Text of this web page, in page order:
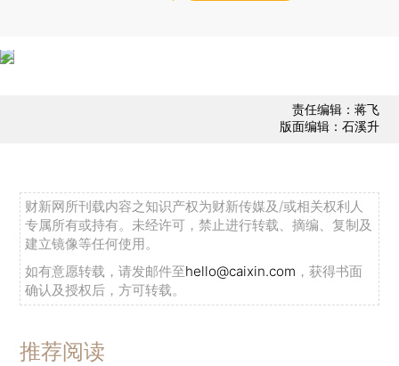
责任编辑：蒋飞
版面编辑：石溪升
财新网所刊载内容之知识产权为财新传媒及/或相关权利人
专属所有或持有。未经许可，禁止进行转载、摘编、复制及
建立镜像等任何使用。
如有意愿转载，请发邮件至hello@caixin.com ，获得书面
确认及授权后，方可转载。
推荐阅读